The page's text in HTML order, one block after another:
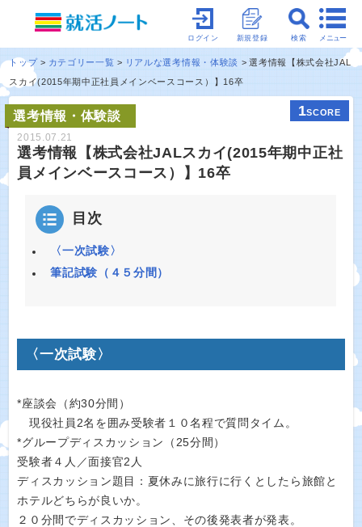
メニュー
検索
新規登録
ログイン
トップ カテゴリー一覧 リアルな選考情報・体験談
選考情報【株式会社JAL
スカイ(2015年期中正社員メインベースコース）】16卒
選考情報・体験談 1SCORE
2015.07.21
選考情報【株式会社JALスカイ(2015年期中正社
員メインベースコース）】16卒
目次
〈一次試験〉
筆記試験（４５分間）
〈一次試験〉
*座談会（約30分間）
現役社員2名を囲み受験者１０名程で質問タイム。
*グループディスカッション（25分間）
受験者４人／面接官2人
ディスカッション題目：夏休みに旅行に行くとしたら旅館と
ホテルどちらが良いか。
２０分間でディスカッション、その後発表者が発表。